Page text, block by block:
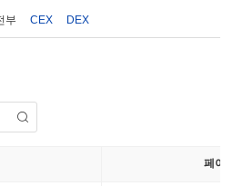
부 CEX DEX
페어